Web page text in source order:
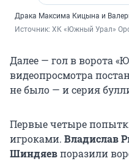
Драка Максима Кицына и
Источник: ХК «Южный Урал»
Далее — гол в ворота
видеопросмотра
не было — и серия
Первые четыре
игроками. Владислав
Шиндяевпоразили